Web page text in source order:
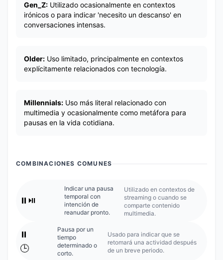
Gen_Z: Utilizado ocasionalmente en contextos
irónicos o para indicar 'necesito un descanso' en
conversaciones intensas.
Older: Uso limitado, principalmente en contextos
explícitamente relacionados con tecnología.
Millennials: Uso más literal relacionado con
multimedia y ocasionalmente como metáfora para
pausas en la vida cotidiana.
COMBINACIONES COMUNES
⏸️⏯️
Indicar una pausa
temporal con
intención de
reanudar pronto.
Utilizado en contextos de
streaming o cuando se
comparte contenido
multimedia.
⏸️
🕒
Pausa por un
tiempo
determinado o
corto.
Usado para indicar que se
retomará una actividad después
de un breve periodo.